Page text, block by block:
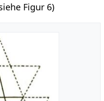
Figur 6)